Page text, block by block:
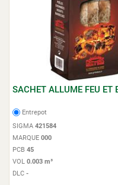
SACHET ALLUME FEU ET
Entrepot
SIGMA 421584
MARQUE 000
PCB 45
VOL 0.003 m³
DLC -